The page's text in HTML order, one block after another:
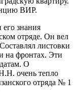
ВИР.
его знания
отряде. Он вел
листовки
на фронтах. Эти
О
очень тепло
отряда № 1